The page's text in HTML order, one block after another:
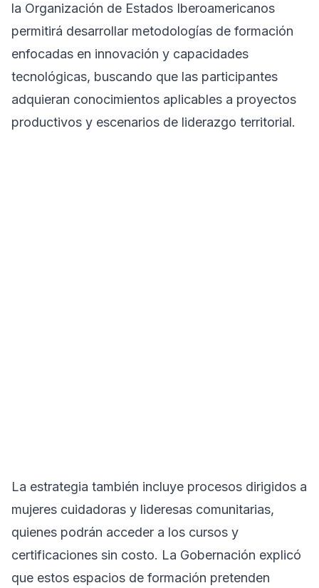
la Organización de Estados Iberoamericanos
permitirá desarrollar metodologías de formación
enfocadas en innovación y capacidades
tecnológicas, buscando que las participantes
adquieran conocimientos aplicables a proyectos
productivos y escenarios de liderazgo territorial.
La estrategia también incluye procesos dirigidos a
mujeres cuidadoras y lideresas comunitarias,
quienes podrán acceder a los cursos y
certificaciones sin costo. La Gobernación explicó
que estos espacios de formación pretenden